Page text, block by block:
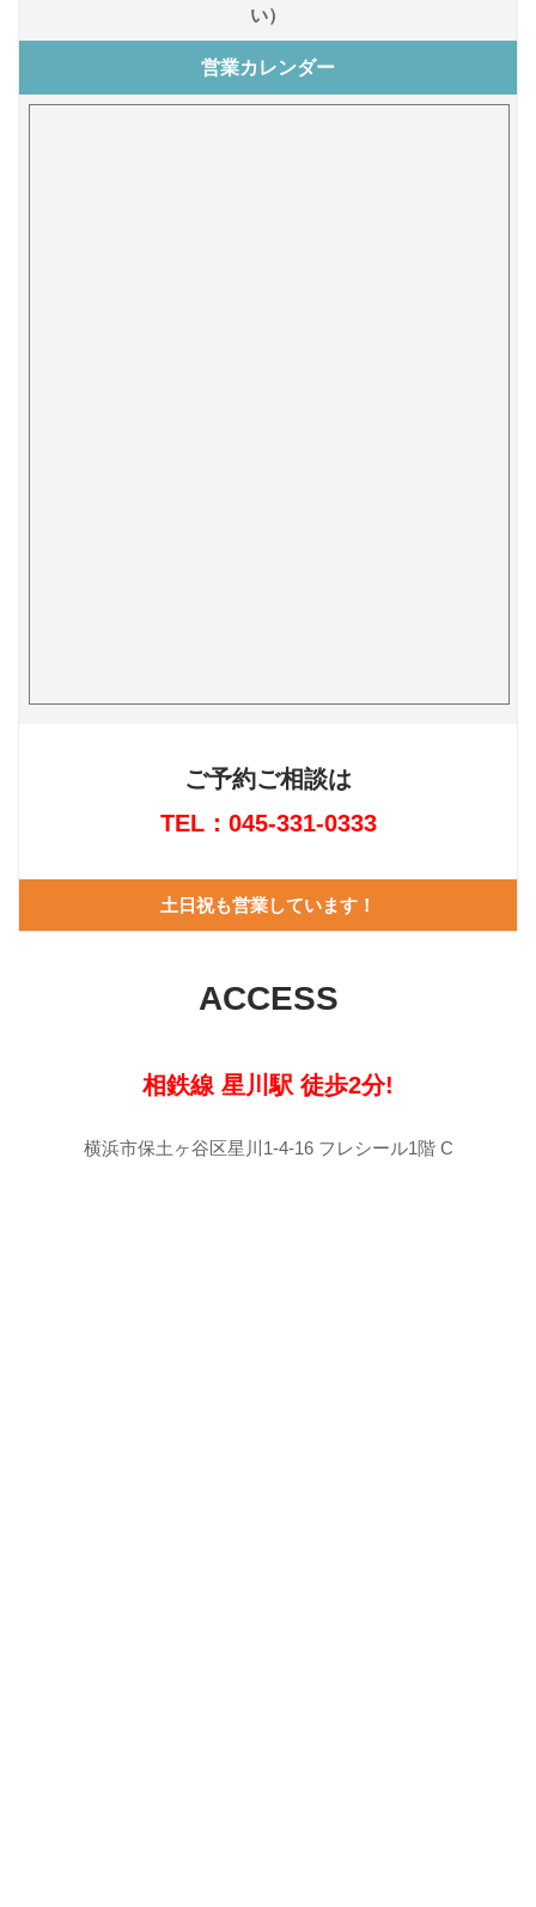
い）
営業カレンダー
ご予約ご相談は
TEL：045-331-0333
土日祝も営業しています！
ACCESS
相鉄線 星川駅 徒歩2分!
横浜市保土ヶ谷区星川1-4-16 フレシール1階 C